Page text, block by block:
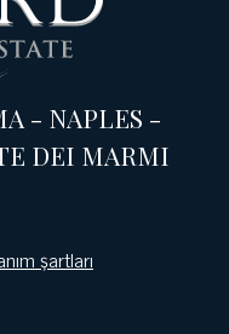
- NAPLES -
DEI MARMI
şartları